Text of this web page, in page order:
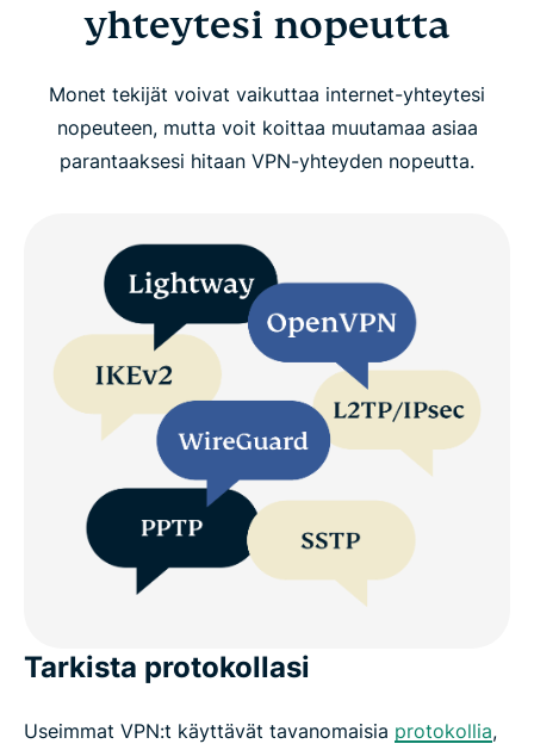
yhteytesi nopeutta
Monet tekijät voivat vaikuttaa internet-yhteytesi
nopeuteen, mutta voit koittaa muutamaa asiaa
parantaaksesi hitaan VPN-yhteyden nopeutta.
Tarkista protokollasi
Useimmat VPN:t käyttävät tavanomaisia protokollia,